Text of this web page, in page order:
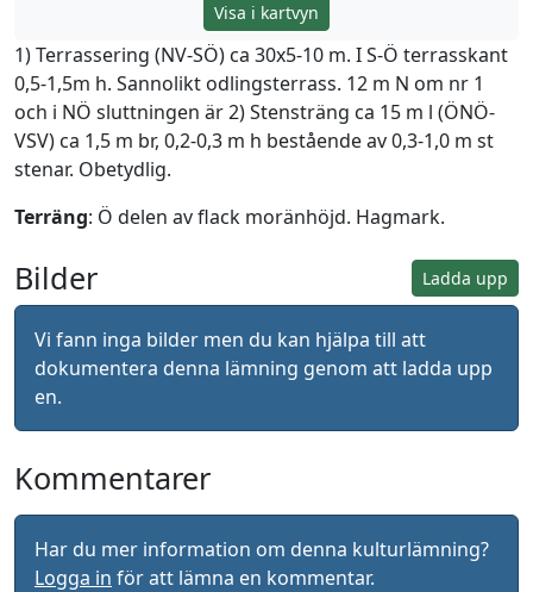
Visa i kartvyn
1) Terrassering (NV-SÖ) ca 30x5-10 m. I S-Ö terrasskant
0,5-1,5m h. Sannolikt odlingsterrass. 12 m N om nr 1
och i NÖ sluttningen är 2) Stensträng ca 15 m l (ÖNÖ-
VSV) ca 1,5 m br, 0,2-0,3 m h bestående av 0,3-1,0 m st
stenar. Obetydlig.
Terräng: Ö delen av flack moränhöjd. Hagmark.
Ladda upp
Bilder
Vi fann inga bilder men du kan hjälpa till att
dokumentera denna lämning genom att ladda upp
en.
Kommentarer
Har du mer information om denna kulturlämning?
Logga in för att lämna en kommentar.